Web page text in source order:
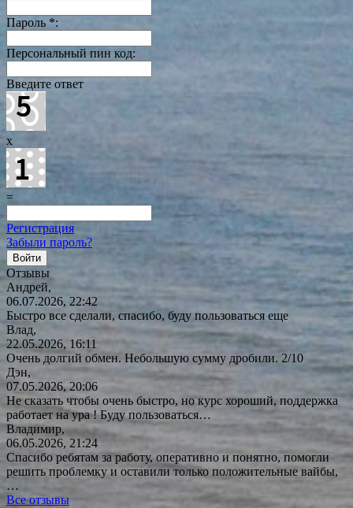
Пароль *:
Персональный пин код:
Введите ответ
x
=
Регистрация
Забыли пароль?
Отзывы
Андрей,
06.07.2026, 22:42
Быстро все сделали, спасибо, буду пользоваться еще
Влад,
22.05.2026, 16:11
Очень долгий обмен. Небольшую сумму дробили. 2/10
Дэн,
07.05.2026, 20:06
Не сказать чтобы очень быстро, но курс хороший, поддержка
работает на ура ! Буду пользоваться…
Владимир,
06.05.2026, 21:24
Спасибо ребятам за работу, оперативно и понятно, помогли
решить проблемку и оставили только положительные вайбы,
…
Все отзывы